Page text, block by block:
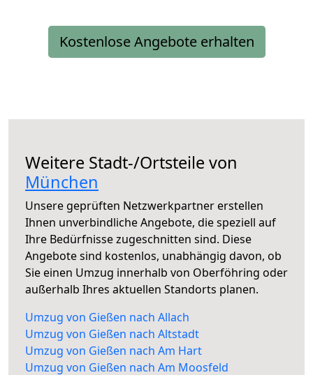
Kostenlose Angebote erhalten
Weitere Stadt-/Ortsteile von
München
Unsere geprüften Netzwerkpartner erstellen
Ihnen unverbindliche Angebote, die speziell auf
Ihre Bedürfnisse zugeschnitten sind. Diese
Angebote sind kostenlos, unabhängig davon, ob
Sie einen Umzug innerhalb von Oberföhring oder
außerhalb Ihres aktuellen Standorts planen.
Umzug von Gießen nach Allach
Umzug von Gießen nach Altstadt
Umzug von Gießen nach Am Hart
Umzug von Gießen nach Am Moosfeld